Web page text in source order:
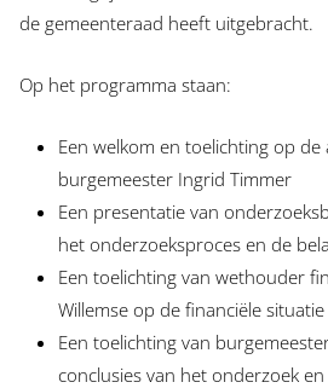
de gemeenteraad heeft uitgebracht.
Op het programma staan:
Een welkom en toelichting op
burgemeester Ingrid Timmer
Een presentatie van
het onderzoeksproces en de
Een toelichting van wethouder
Willemse op de financiële
Een toelichting van
conclusies van het onderzoek